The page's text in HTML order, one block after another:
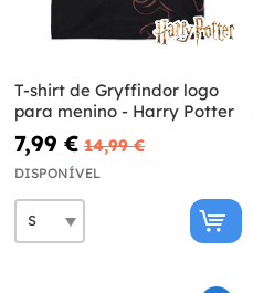
T-shirt de Gryffindor logo
para menino - Harry Potter
7,99 € 14,99 €
DISPONÍVEL